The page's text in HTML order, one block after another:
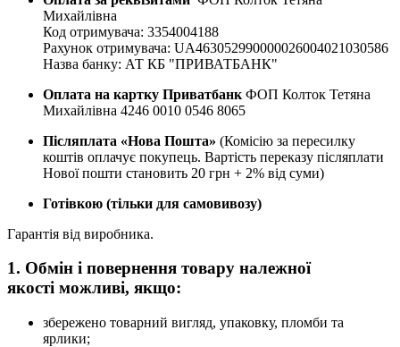
Михайлівна
Код отримувача: 3354004188
Рахунок отримувача: UA463052990000026004021030586
Назва банку: АТ КБ "ПРИВАТБАНК"
Оплата на картку Приватбанк ФОП Колток Тетяна
Михайлівна 4246 0010 0546 8065
Післяплата «Нова Пошта» (Комісію за пересилку
коштів оплачує покупець. Вартість переказу післяплати
Нової пошти становить 20 грн + 2% від суми)
Готівкою (тільки для самовивозу)
Гарантія від виробника.
1. Обмін і повернення товару належної
якості можливі, якщо:
збережено товарний вигляд, упаковку, пломби та
ярлики;